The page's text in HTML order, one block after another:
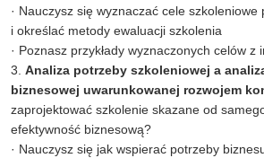
· Nauczysz się wyznaczać cele
i określać metody ewaluacji szkolenia
· Poznasz przykłady wyznaczonych celów z
3. Analiza potrzeby szkoleniowej a
biznesowej uwarunkowanej rozwojem
zaprojektować szkolenie skazane od
efektywność biznesową?
· Nauczysz się jak wspierać potrzeby